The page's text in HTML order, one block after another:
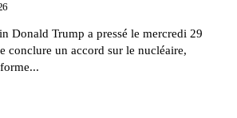
Donald Trump a pressé le mercredi 29
conclure un accord sur le nucléaire,